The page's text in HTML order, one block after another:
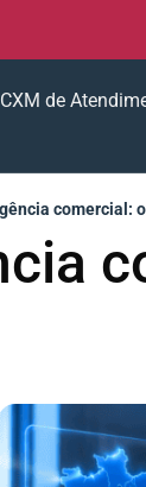
CXM de
comercial: